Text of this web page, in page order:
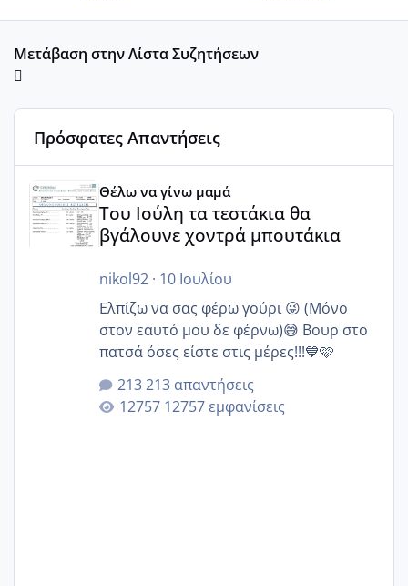
Μετάβαση στην Λίστα Συζητήσεων
Πρόσφατες Απαντήσεις
Θέλω να γίνω μαμά
Του Ιούλη τα τεστάκια θα
βγάλουνε χοντρά μπουτάκια
nikol92· 10 Ιουλίου
Ελπίζω να σας φέρω γούρι 😜 (Μόνο
στον εαυτό μου δε φέρνω)😅 Βουρ στο
πατσά όσες είστε στις μέρες!!!💙🩷
213 απαντήσεις
12757 εμφανίσεις